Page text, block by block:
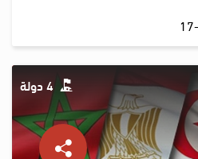
4 دولة